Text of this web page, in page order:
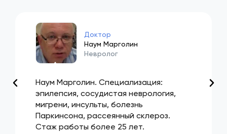
Наум Марголин. Специализация:
эпилепсия, сосудистая неврология,
мигрени, инсульты, болезнь
Паркинсона, рассеянный склероз.
Стаж работы более 25 лет.
Доктор
Наум Марголин
Невролог